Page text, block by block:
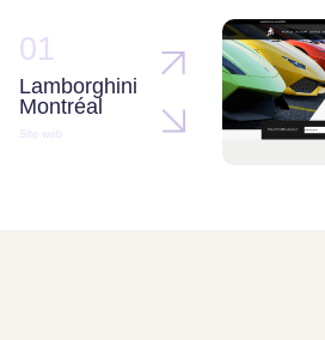
01
Lamborghini
Montréal
Site web